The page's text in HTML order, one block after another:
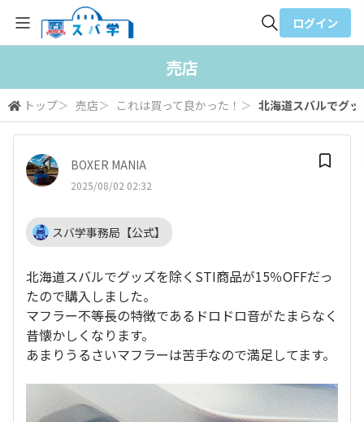
検索
ログイン
売店
トップ＞ 売店＞ これは買って良かった！ ＞ 北海道スバルでグ
BOXER MANIA
2025/08/02 02:32
スバ学事務局【公式】
北海道スバルでグッズを除くSTI商品が15％OFFだっ
たので購入しました。
マフラー不等長の特徴であるドロドロ音がたまらなく
昔懐かしくなります。
あまりうるさいマフラーは苦手なので満足してます。